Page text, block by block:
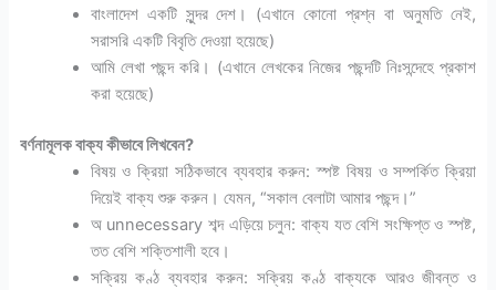
বাংলাদেশ একটি সুন্দর দেশ। (এখানে কোনো প্রশ্ন বা অনুমতি নেই,
সরাসরি একটি বিবৃতি দেওয়া হয়েছে)
আমি লেখা পছন্দ করি। (এখানে লেখকের নিজের পছন্দটি নিঃসন্দেহে প্রকাশ
করা হয়েছে)
বর্ণনামূলক বাক্য কীভাবে লিখবেন?
বিষয় ও ক্রিয়া সঠিকভাবে ব্যবহার করুন: স্পষ্ট বিষয় ও সম্পর্কিত ক্রিয়া
দিয়েই বাক্য শুরু করুন। যেমন, “সকাল বেলাটা আমার পছন্দ।”
অ unnecessary শব্দ এড়িয়ে চলুন: বাক্য যত বেশি সংক্ষিপ্ত ও স্পষ্ট,
তত বেশি শক্তিশালী হবে।
সক্রিয় কণ্ঠ ব্যবহার করুন: সক্রিয় কণ্ঠ বাক্যকে আরও জীবন্ত ও